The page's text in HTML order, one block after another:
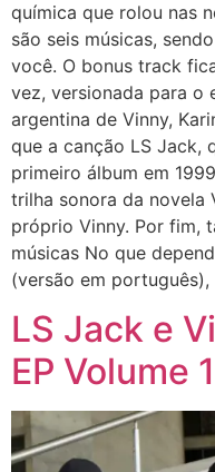
química que rolou nas
são seis músicas,
você. O bonus track
vez, versionada para o
argentina de Vinny,
que a canção LS Jack,
primeiro álbum em
trilha sonora da novela
próprio Vinny. Por fim,
músicas No que
(versão em
LS Jack e
EP Volume